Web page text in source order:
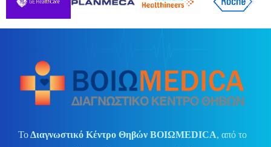
ΤοΔιαγνωστικό Κέντρο Θηβών ΒΟΙΩMEDICA, από το